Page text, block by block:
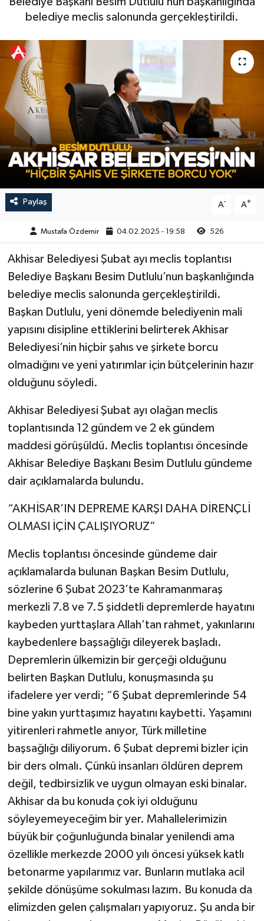
belediye meclis salonunda gerçekleştirildi.
Paylaş A- A+
Mustafa Özdemir 04.02.2025 - 19:58 526
Akhisar Belediyesi Şubat ayı meclis toplantısı
Belediye Başkanı Besim Dutlulu’nun başkanlığında
belediye meclis salonunda gerçekleştirildi.
Başkan Dutlulu, yeni dönemde belediyenin mali
yapısını disipline ettiklerini belirterek Akhisar
Belediyesi’nin hiçbir şahıs ve şirkete borcu
olmadığını ve yeni yatırımlar için bütçelerinin hazır
olduğunu söyledi.
Akhisar Belediyesi Şubat ayı olağan meclis
toplantısında 12 gündem ve 2 ek gündem
maddesi görüşüldü. Meclis toplantısı öncesinde
Akhisar Belediye Başkanı Besim Dutlulu gündeme
dair açıklamalarda bulundu.
“AKHİSAR’IN DEPREME KARŞI DAHA DİRENÇLİ
OLMASI İÇİN ÇALIŞIYORUZ”
Meclis toplantısı öncesinde gündeme dair
açıklamalarda bulunan Başkan Besim Dutlulu,
sözlerine 6 Şubat 2023’te Kahramanmaraş
merkezli 7.8 ve 7.5 şiddetli depremlerde hayatını
kaybeden yurttaşlara Allah’tan rahmet, yakınlarını
kaybedenlere başsağlığı dileyerek başladı.
Depremlerin ülkemizin bir gerçeği olduğunu
belirten Başkan Dutlulu, konuşmasında şu
ifadelere yer verdi; “6 Şubat depremlerinde 54
bine yakın yurttaşımız hayatını kaybetti. Yaşamını
yitirenleri rahmetle anıyor, Türk milletine
başsağlığı diliyorum. 6 Şubat depremi bizler için
bir ders olmalı. Çünkü insanları öldüren deprem
değil, tedbirsizlik ve uygun olmayan eski binalar.
Akhisar da bu konuda çok iyi olduğunu
söyleyemeyeceğim bir yer. Mahallelerimizin
büyük bir çoğunluğunda binalar yenilendi ama
özellikle merkezde 2000 yılı öncesi yüksek katlı
betonarme yapılarımız var. Bunların mutlaka acil
şekilde dönüşüme sokulması lazım. Bu konuda da
elimizden gelen çalışmaları yapıyoruz. Şu anda bir
Magazin
Duyurular
Kadın
Teknoloji
Yerel Haber
Akhisar Emlak
Ülke
Etiketler
Duyurular
Tarım-Gıda
Sektörel
Röportaj
Dünya
Yaşam
Kadın
Teknoloji
Yerel Haber
Akhisar Emlak
Etiketler